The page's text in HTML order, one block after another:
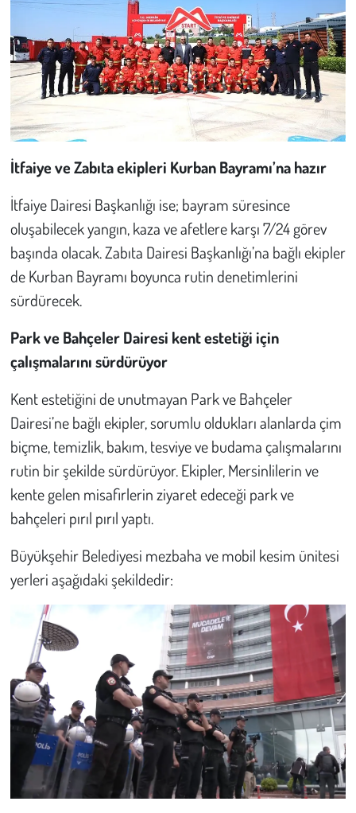
İtfaiye ve Zabıta ekipleri Kurban Bayramı’na hazır
İtfaiye Dairesi Başkanlığı ise; bayram süresince
oluşabilecek yangın, kaza ve afetlere karşı 7/24 görev
başında olacak. Zabıta Dairesi Başkanlığı’na bağlı ekipler
de Kurban Bayramı boyunca rutin denetimlerini
sürdürecek.
Park ve Bahçeler Dairesi kent estetiği için
çalışmalarını sürdürüyor
Kent estetiğini de unutmayan Park ve Bahçeler
Dairesi’ne bağlı ekipler, sorumlu oldukları alanlarda çim
biçme, temizlik, bakım, tesviye ve budama çalışmalarını
rutin bir şekilde sürdürüyor. Ekipler, Mersinlilerin ve
kente gelen misafirlerin ziyaret edeceği park ve
bahçeleri pırıl pırıl yaptı.
Büyükşehir Belediyesi mezbaha ve mobil kesim ünitesi
yerleri aşağıdaki şekildedir: